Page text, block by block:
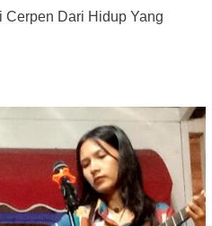
Cerpen Dari Hidup Yang